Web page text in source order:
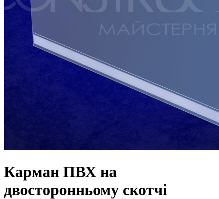
Карман ПВХ на
двосторонньому скотчі